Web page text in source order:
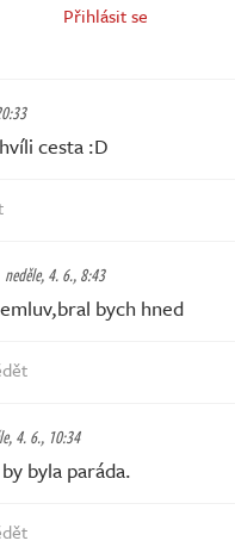
Přihlásit se
cesta :D
neděle, 4. 6., 8:43
bych hned
4. 6., 10:34
byla paráda.